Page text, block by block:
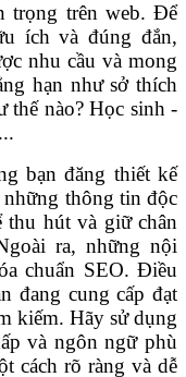
trọng trên web. Để
ích và đúng đắn,
nhu cầu và mong
hạn như sở thích
thế nào? Học sinh -
bạn đăng thiết kế
thông tin độc
thu hút và giữ chân
ra, những nội
chuẩn SEO. Điều
đang cung cấp đạt
kiếm. Hãy sử dụng
và ngôn ngữ phù
cách rõ ràng và dễ